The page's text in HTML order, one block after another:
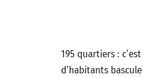
195 quartiers :
d’habitants